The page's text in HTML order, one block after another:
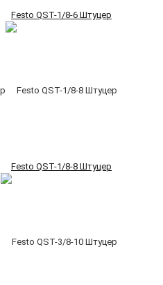
Festo QST-1/8-6 Штуцер
Festo QST-1/8-8 Штуцер